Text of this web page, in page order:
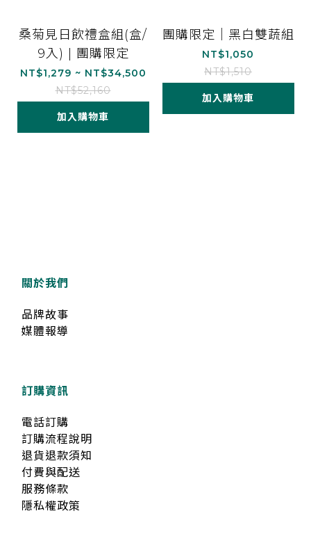
桑菊見日飲禮盒組(盒/
9入) | 團購限定
NT$1,279 ~ NT$34,500
NT$52,160
加入購物車
團購限定｜黑白雙蔬組
NT$1,050
NT$1,510
加入購物車
關於我們
品牌故事
媒體報導
訂購資訊
電話訂購
訂購流程說明
退貨退款須知
付費與配送
服務條款
隱私權政策